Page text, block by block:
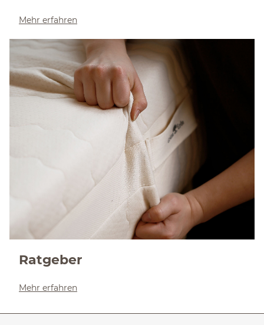
Mehr erfahren
Ratgeber
Mehr erfahren